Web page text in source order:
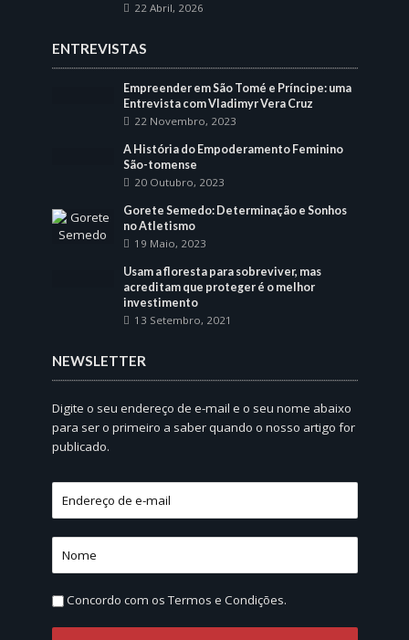
22 Abril, 2026
ENTREVISTAS
Empreender em São Tomé e Príncipe: uma
Entrevista com Vladimyr Vera Cruz
22 Novembro, 2023
A História do Empoderamento Feminino
São-tomense
20 Outubro, 2023
Gorete Semedo: Determinação e Sonhos
no Atletismo
19 Maio, 2023
Usam a floresta para sobreviver, mas
acreditam que proteger é o melhor
investimento
13 Setembro, 2021
NEWSLETTER
Digite o seu endereço de e-mail e o seu nome abaixo
para ser o primeiro a saber quando o nosso artigo for
publicado.
Concordo com osTermos e Condições.